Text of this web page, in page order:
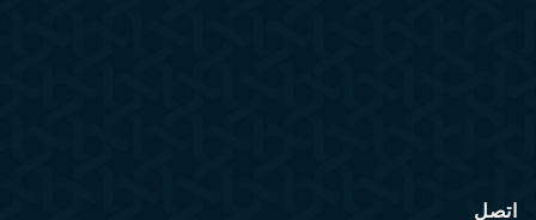
اتصل